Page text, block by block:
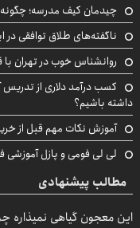
چیدمان کیف مدرسه؛
ناگفته‌های طلاق توافقی
روانشناس خوب در تهران
کسب درآمد دلاری از تدریس
داشته باشیم؟
آموزش نکات مهم قبل از
لی لی فومی و پازل آموزشی
مطالب پیشنهادی
این معجون گیاهی نمیذاره